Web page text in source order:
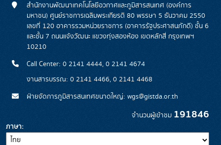
สำนักงานพัฒนาเทคโนโลยีอวกาศและภูมิสารสนเทศ (องค์การ
มหาชน) ศูนย์ราชการเฉลิมพระเกียรติ 80 พรรษา 5 ธันวาคม 2550
เลขที่ 120 อาคารรวมหน่วยราชการ (อาคารรัฐประศาสนภักดี) ชั้น 6
และชั้น 7 ถนนแจ้งวัฒนะ แขวงทุ่งสองห้อง เขตหลักสี่ กรุงเทพฯ
10210
Call Center: 0 2141 4444, 0 2141 4674
งานสารบรรณ: 0 2141 4466, 0 2141 4468
ฝ่ายจัดการภูมิสารสนเทศขนาดใหญ่: wgs@gistda.or.th
จำนวนผู้เข้าชม 191846
ภาษา